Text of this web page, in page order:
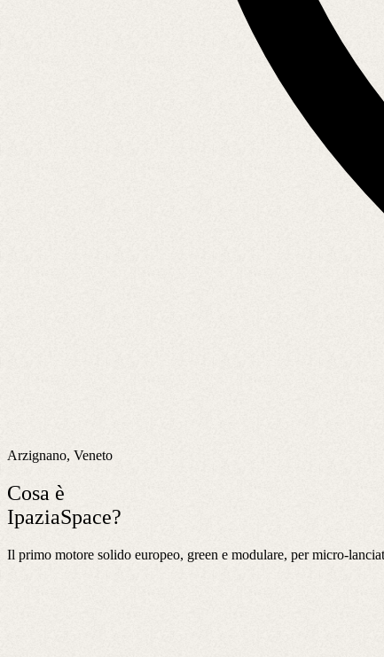
Arzignano, Veneto
Cosa è
IpaziaSpace?
Il primo motore solido europeo, green e modulare, per micro-